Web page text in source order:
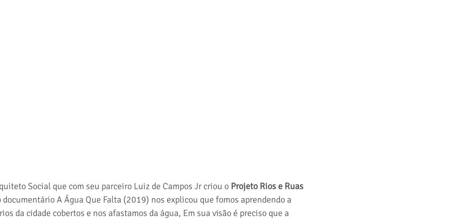
Social que com seu parceiro Luiz de Campos Jr criou o Projeto Rios e Ruas
A Água Que Falta (2019) nos explicou que fomos aprendendo a
da cidade cobertos e nos afastamos da água, Em sua visão é preciso que a